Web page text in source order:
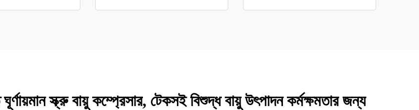
স্ক্রু বায়ু কম্প্রেসার, টেকসই বিশুদ্ধ বায়ু উৎপাদন কর্মক্ষমতার জন্য